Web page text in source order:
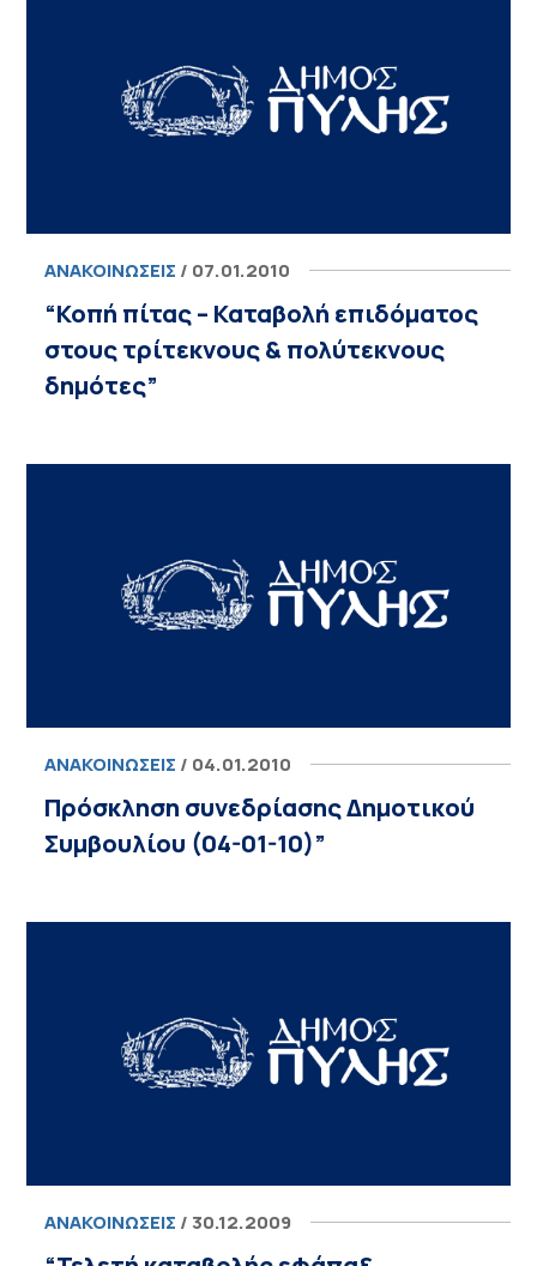
ΑΝΑΚΟΙΝΏΣΕΙΣ / 07.01.2010
“Κοπή πίτας – Καταβολή επιδόματος
στους τρίτεκνους & πολύτεκνους
δημότες”
ΑΝΑΚΟΙΝΏΣΕΙΣ / 04.01.2010
Πρόσκληση συνεδρίασης Δημοτικού
Συμβουλίου (04-01-10)”
ΑΝΑΚΟΙΝΏΣΕΙΣ / 30.12.2009